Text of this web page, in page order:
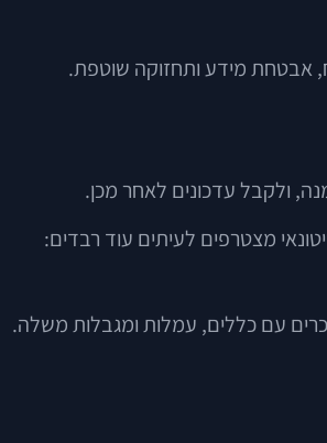
אבטחת מידע ותחזוקה שוטפת.
ולקבל עדכונים לאחר מכן.
מצטרפים לעיתים עוד רבדים:
עם כללים, עמלות ומגבלות משלה.